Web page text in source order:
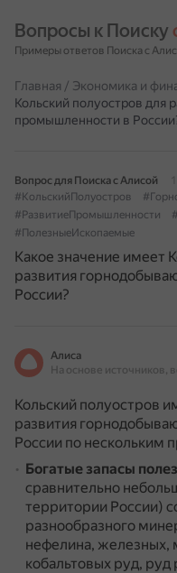
Вопросы к Поиску
Примеры ответов Поиска с
Главная / Экономика и
Кольский полуостров для
промышленности в
Вопрос для Поиска с Алисой
#КольскийПолуостров
#РазвитиеПромышленности
#ПолезныеИскопаемые
Какое значение имеет
развития
России?
Алиса
Кольский полуостров
развития
России по нескольким
Богатые запасы
сравнительно
территории России)
разнообразного
нефелина, железных,
кобальтовых руд,